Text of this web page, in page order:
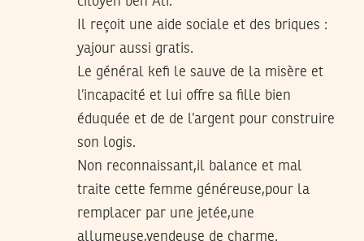
Il reçoit une aide sociale et des briques :
yajour aussi gratis.
Le général kefi le sauve de la misère et
l’incapacité et lui offre sa fille bien
éduquée et de de l’argent pour construire
son logis.
Non reconnaissant,il balance et mal
traite cette femme généreuse,pour la
remplacer par une jetée,une
allumeuse,vendeuse de charme.